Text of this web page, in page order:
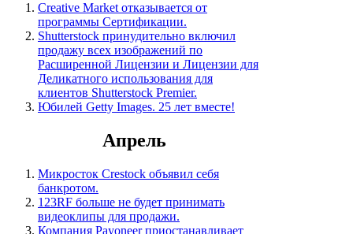
Creative Market отказывается от
программы Сертификации.
Shutterstock принудительно включил
продажу всех изображений по
Расширенной Лицензии и Лицензии для
Деликатного использования для
клиентов Shutterstock Premier.
Юбилей Getty Images. 25 лет вместе!
Апрель
Микросток Crestock объявил себя
банкротом.
123RF больше не будет принимать
видеоклипы для продажи.
Компания Payoneer приостанавливает